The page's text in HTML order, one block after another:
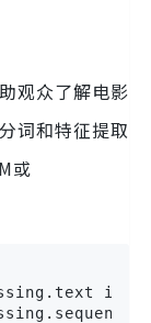
观众了解电影
词和特征提取
或